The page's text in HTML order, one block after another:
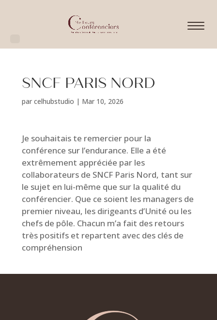
SNCF PARIS NORD
par celhubstudio | Mar 10, 2026
Je souhaitais te remercier pour la
conférence sur l’endurance. Elle a été
extrêmement appréciée par les
collaborateurs de SNCF Paris Nord, tant sur
le sujet en lui-même que sur la qualité du
conférencier. Que ce soient les managers de
premier niveau, les dirigeants d’Unité ou les
chefs de pôle. Chacun m’a fait des retours
très positifs et repartent avec des clés de
compréhension